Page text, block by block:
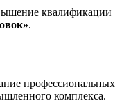
квалификации
.
профессиональных
комплекса.